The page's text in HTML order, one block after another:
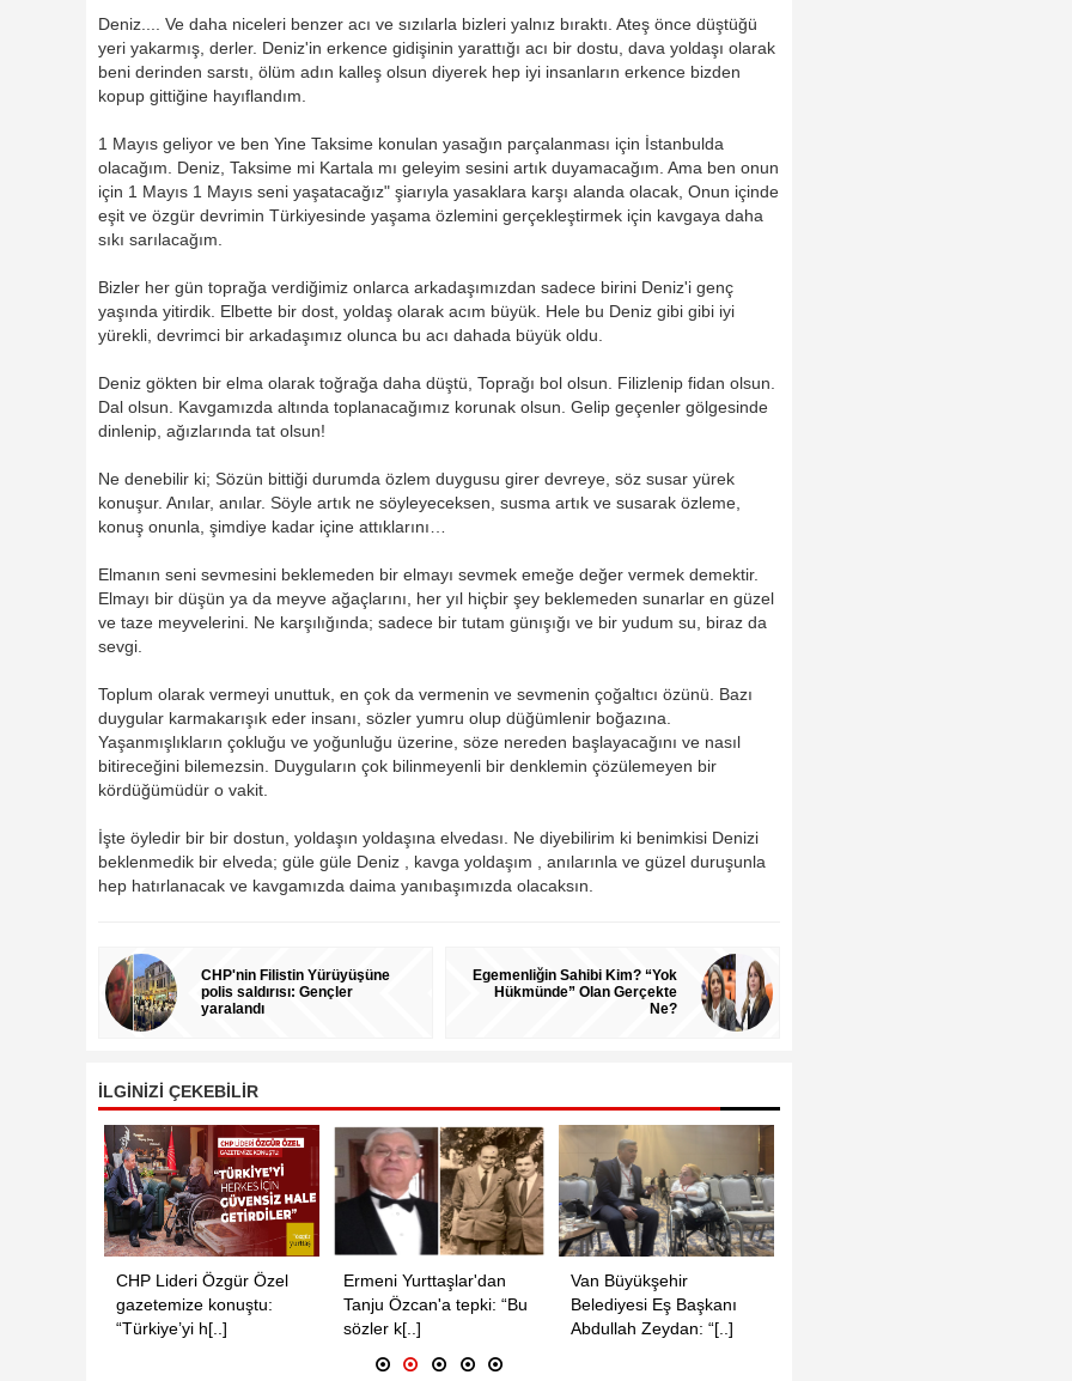
Deniz.... Ve daha niceleri benzer acı ve sızılarla bizleri yalnız bıraktı. Ateş önce düştüğü
yeri yakarmış, derler. Deniz'in erkence gidişinin yarattığı acı bir dostu, dava yoldaşı olarak
beni derinden sarstı, ölüm adın kalleş olsun diyerek hep iyi insanların erkence bizden
kopup gittiğine hayıflandım.
1 Mayıs geliyor ve ben Yine Taksime konulan yasağın parçalanması için İstanbulda
olacağım. Deniz, Taksime mi Kartala mı geleyim sesini artık duyamacağım. Ama ben onun
için 1 Mayıs 1 Mayıs seni yaşatacağız" şiarıyla yasaklara karşı alanda olacak, Onun içinde
eşit ve özgür devrimin Türkiyesinde yaşama özlemini gerçekleştirmek için kavgaya daha
sıkı sarılacağım.
Bizler her gün toprağa verdiğimiz onlarca arkadaşımızdan sadece birini Deniz'i genç
yaşında yitirdik. Elbette bir dost, yoldaş olarak acım büyük. Hele bu Deniz gibi gibi iyi
yürekli, devrimci bir arkadaşımız olunca bu acı dahada büyük oldu.
Deniz gökten bir elma olarak toğrağa daha düştü, Toprağı bol olsun. Filizlenip fidan olsun.
Dal olsun. Kavgamızda altında toplanacağımız korunak olsun. Gelip geçenler gölgesinde
dinlenip, ağızlarında tat olsun!
Ne denebilir ki; Sözün bittiği durumda özlem duygusu girer devreye, söz susar yürek
konuşur. Anılar, anılar. Söyle artık ne söyleyeceksen, susma artık ve susarak özleme,
konuş onunla, şimdiye kadar içine attıklarını…
Elmanın seni sevmesini beklemeden bir elmayı sevmek emeğe değer vermek demektir.
Elmayı bir düşün ya da meyve ağaçlarını, her yıl hiçbir şey beklemeden sunarlar en güzel
ve taze meyvelerini. Ne karşılığında; sadece bir tutam günışığı ve bir yudum su, biraz da
sevgi.
Toplum olarak vermeyi unuttuk, en çok da vermenin ve sevmenin çoğaltıcı özünü. Bazı
duygular karmakarışık eder insanı, sözler yumru olup düğümlenir boğazına.
Yaşanmışlıkların çokluğu ve yoğunluğu üzerine, söze nereden başlayacağını ve nasıl
bitireceğini bilemezsin. Duyguların çok bilinmeyenli bir denklemin çözülemeyen bir
kördüğümüdür o vakit.
İşte öyledir bir bir dostun, yoldaşın yoldaşına elvedası. Ne diyebilirim ki benimkisi Denizi
beklenmedik bir elveda; güle güle Deniz , kavga yoldaşım , anılarınla ve güzel duruşunla
hep hatırlanacak ve kavgamızda daima yanıbaşımızda olacaksın.
CHP'nin Filistin Yürüyüşüne
polis saldırısı: Gençler
yaralandı
Egemenliğin Sahibi Kim? “Yok
Hükmünde” Olan Gerçekte
Ne?
İLGİNİZİ ÇEKEBİLİR
CHP Lideri Özgür Özel
gazetemize konuştu:
“Türkiye’yi h[..]
Ermeni Yurttaşlar'dan
Tanju Özcan'a tepki: “Bu
sözler k[..]
Van Büyükşehir
Belediyesi Eş Başkanı
Abdullah Zeydan: “[..]